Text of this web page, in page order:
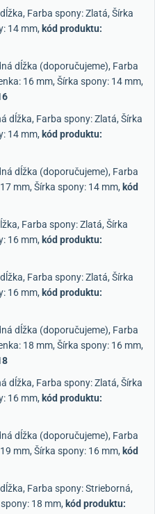
Farba spony: Zlatá, Šírka
14 mm, kód produktu:
dĺžka (doporučujeme), Farba
16 mm, Šírka spony: 14 mm,
dĺžka, Farba spony: Zlatá, Šírka
14 mm, kód produktu:
dĺžka (doporučujeme), Farba
mm, Šírka spony: 14 mm, kód
Farba spony: Zlatá, Šírka
16 mm, kód produktu:
Farba spony: Zlatá, Šírka
16 mm, kód produktu:
dĺžka (doporučujeme), Farba
18 mm, Šírka spony: 16 mm,
dĺžka, Farba spony: Zlatá, Šírka
16 mm, kód produktu:
dĺžka (doporučujeme), Farba
mm, Šírka spony: 16 mm, kód
Farba spony: Strieborná,
18 mm, kód produktu: